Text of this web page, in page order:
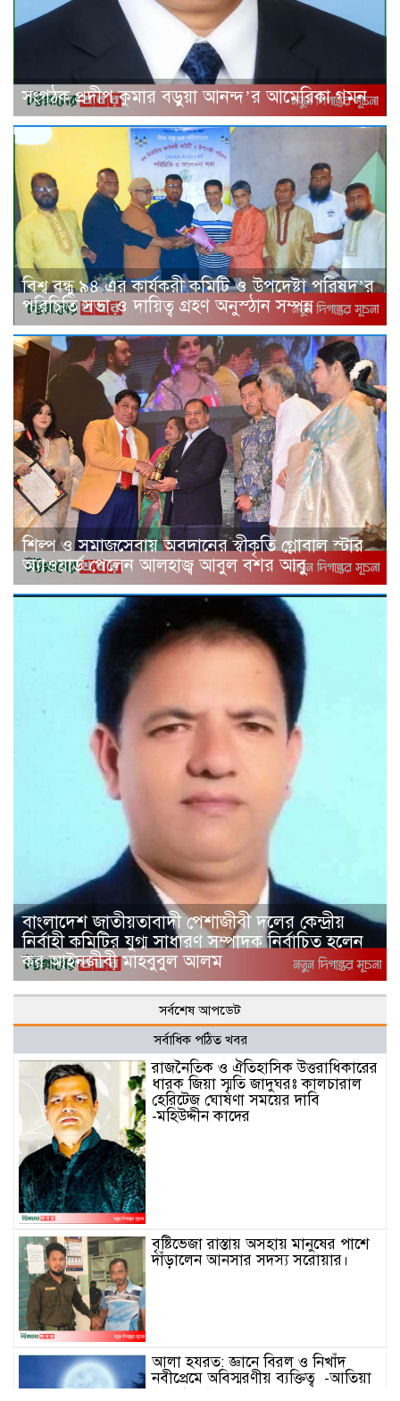
সংগঠক প্রদীপ কুমার বড়ুয়া আনন্দ’র আমেরিকা গমন
বিশ্ব বন্ধু ৯৪ এর কার্যকরী কমিটি ও উপদেষ্টা পরিষদ’র
পরিচিতি সভা ও দায়িত্ব গ্রহণ অনুস্ঠান সম্পন্ন
শিল্প ও সমাজসেবায় অবদানের স্বীকৃতি গ্লোবাল স্টার
অ্যাওয়ার্ড পেলেন আলহাজ্ব আবুল বশর আবু
বাংলাদেশ জাতীয়তাবাদী পেশাজীবী দলের কেন্দ্রীয়
নির্বাহী কমিটির যুগ্ম সাধারণ সম্পাদক নির্বাচিত হলেন
কর আইনজীবী মাহবুবুল আলম
সর্বশেষ আপডেট
সর্বাধিক পঠিত খবর
রাজনৈতিক ও ঐতিহাসিক উত্তরাধিকারের
ধারক জিয়া স্মৃতি জাদুঘরঃ কালচারাল
হেরিটেজ ঘোষণা সময়ের দাবি
-মহিউদ্দীন কাদের
বৃষ্টিভেজা রাস্তায় অসহায় মানুষের পাশে
দাঁড়ালেন আনসার সদস্য সরোয়ার।
আলা হযরত: জ্ঞানে বিরল ও নিখাঁদ
নবীপ্রেমে অবিস্মরণীয় ব্যক্তিত্ব -আতিয়া
নুর আফরা